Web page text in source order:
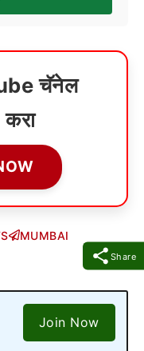
Share
चॅनेल
MUMBAI
Join Now